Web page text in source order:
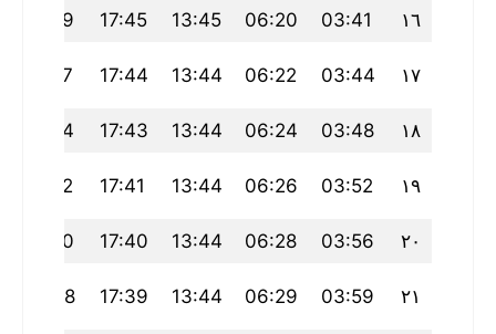
١٦ 03:41
06:20
13:45
17:45
21:09
١٧ 03:44
06:22
13:44
17:44
21:07
١٨ 03:48
06:24
13:44
17:43
21:04
١٩ 03:52
06:26
13:44
17:41
21:02
٢٠ 03:56
06:28
13:44
17:40
21:00
٢١ 03:59
06:29
13:44
17:39
20:58